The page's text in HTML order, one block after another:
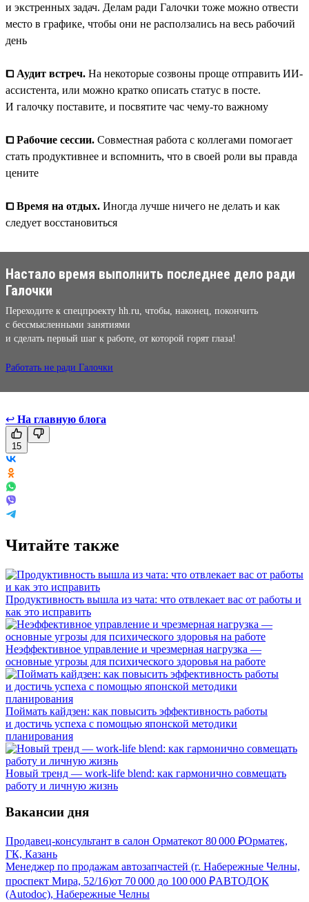
и экстренных задач. Делам ради Галочки тоже можно отвести
место в графике, чтобы они не расползались на весь рабочий
день
⧠ Аудит встреч. На некоторые созвоны проще отправить ИИ-
ассистента, или можно кратко описать статус в посте.
И галочку поставите, и посвятите час чему-то важному
⧠ Рабочие сессии. Совместная работа с коллегами помогает
стать продуктивнее и вспомнить, что в своей роли вы правда
цените
⧠ Время на отдых. Иногда лучше ничего не делать и как
следует восстановиться
Настало время выполнить последнее дело ради
Галочки
Переходите к спецпроекту hh.ru, чтобы, наконец, покончить
с бессмысленными занятиями
и сделать первый шаг к работе, от которой горят глаза!
Работать не ради Галочки
↩ На главную блога
15
Читайте также
Продуктивность вышла из чата: что отвлекает вас от работы и
как это исправить
Неэффективное управление и чрезмерная нагрузка —
основные угрозы для психического здоровья на работе
Поймать кайдзен: как повысить эффективность работы
и достичь успеха с помощью японской методики
планирования
Новый тренд — work-life blend: как гармонично совмещать
работу и личную жизнь
Вакансии дня
Продавец-консультант в салон Орматекот 80 000 ₽Орматек,
ГК, Казань
Менеджер по продажам автозапчастей (г. Набережные Челны,
проспект Мира, 52/16)от 70 000 до 100 000 ₽АВТОДОК
(Autodoc), Набережные Челны